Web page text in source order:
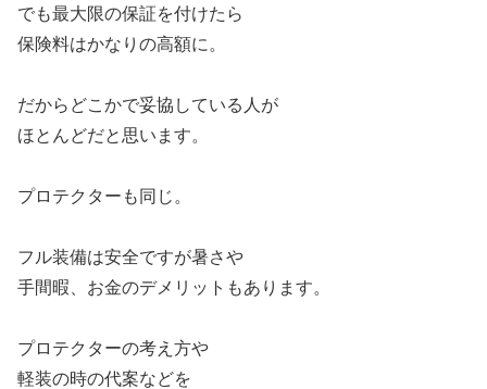
でも最大限の保証を付けたら
保険料はかなりの高額に。
だからどこかで妥協している人が
ほとんどだと思います。
プロテクターも同じ。
フル装備は安全ですが暑さや
手間暇、お金のデメリットもあります。
プロテクターの考え方や
軽装の時の代案などを